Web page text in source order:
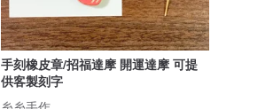
手刻橡皮章/招福達摩 開運達摩 可提
供客製刻字